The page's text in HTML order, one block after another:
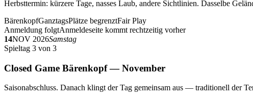
Herbsttermin: kürzere Tage, nasses Laub, andere Sichtlinien. Dasselbe
BärenkopfGanztagsPlätze begrenztFair Play
Anmeldung folgtAnmeldeseite kommt rechtzeitig vorher
14NOV 2026Samstag
Spieltag 3 von 3
Closed Game Bärenkopf — November
Saisonabschluss. Danach klingt der Tag gemeinsam aus — traditionell der